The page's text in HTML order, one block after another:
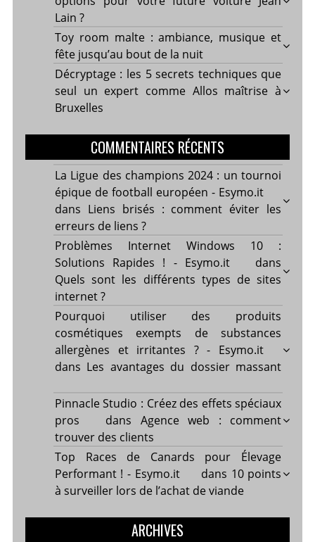
Lain ?
Toy room malte : ambiance, musique et
fête jusqu’au bout de la nuit
Décryptage : les 5 secrets techniques que
seul un expert comme Allos maîtrise à
Bruxelles
COMMENTAIRES RÉCENTS
La Ligue des champions 2024 : un tournoi
épique de football européen - Esymo.it
dans Liens brisés : comment éviter les
erreurs de liens ?
Problèmes Internet Windows 10 :
Solutions Rapides ! - Esymo.it
dans
Quels sont les différents types de sites
internet ?
Pourquoi utiliser des produits
cosmétiques exempts de substances
allergènes et irritantes ? - Esymo.it
dans Les avantages du dossier massant
Pinnacle Studio : Créez des effets spéciaux
pros
dans Agence web : comment
trouver des clients
Top Races de Canards pour Élevage
Performant ! - Esymo.it
dans 10 points
à surveiller lors de l’achat de viande
ARCHIVES